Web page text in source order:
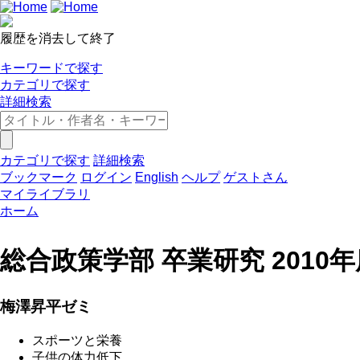
履歴を消去して終了
キーワードで探す
カテゴリで探す
詳細検索
カテゴリで探す 詳細検索
ブックマーク ログイン English ヘルプ ゲストさん
マイライブラリ
ホーム
総合政策学部 卒業研究 2010
梅澤昇平ゼミ
スポーツと栄養
子供の体力低下